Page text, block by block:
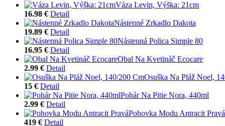
Váza Levin, Výška: 21cm
16.98 € Detail
Nástenné Zrkadlo Dakota
19.89 € Detail
Nástenná Polica Simple 80
16.95 € Detail
Obal Na Kvetináč Ecocare
2.99 € Detail
Osuška Na Pláž Noel,
15 € Detail
Pohár Na Pitie Nora, 440ml
2.99 € Detail
Pohovka Modu Antracit Pravá
419 € Detail